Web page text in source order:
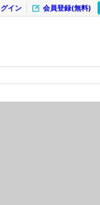
会員登録(無料)
グイン